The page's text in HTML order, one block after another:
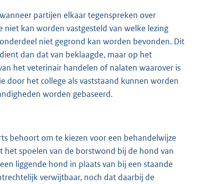
partijen elkaar tegenspreken over
kan worden vastgesteld van welke lezing
niet gegrond kan worden bevonden. Dit
dan dat van beklaagde, maar op het
het veterinair handelen of nalaten waarover is
door het college als vaststaand kunnen worden
worden gebaseerd.
behoort om te kiezen voor een behandelwijze
spoelen van de borstwond bij de hond van
liggende hond in plaats van bij een staande
verwijtbaar, noch dat daarbij de